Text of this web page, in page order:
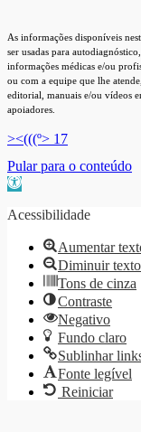
As informações disponíveis
ser usadas para
informações médicas e/ou
ou com a equipe que lhe
editorial, manuais e/ou vídeos
apoiadores.
><(((º> 17
Pular para o conteúdo
Barra de Ferramentas
Acessibilidade
Aumentar
Diminuir texto
Tons de cinza
Contraste
Negativo
Fundo claro
Sublinhar
Fonte legível
Reiniciar